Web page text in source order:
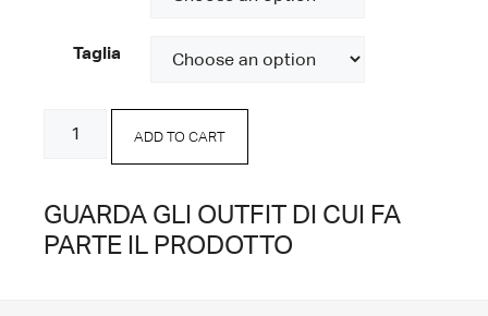
Taglia
Cammello
ADD TO CART
GUARDA GLI OUTFIT DI CUI FA
PARTE IL PRODOTTO